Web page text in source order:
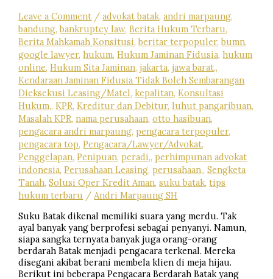
Leave a Comment /advokat batak,andri marpaung,
bandung,bankruptcy law,Berita Hukum Terbaru,
Berita Mahkamah Konsitusi,beritar terpopuler,bumn,
google lawyer,hukum,Hukum Jaminan Fidusia,hukum
online,Hukum Sita Jaminan,jakarta,jawa barat,,
Kendaraan Jaminan Fidusia Tidak Boleh Sembarangan
Dieksekusi Leasing/Matel,kepalitan,Konsultasi
Hukum,,KPR,Kreditur dan Debitur,luhut pangaribuan,
Masalah KPR,nama perusahaan,otto hasibuan,
pengacara andri marpaung,pengacara terpopuler,
pengacara top,Pengacara/Lawyer/Advokat,
Penggelapan,Penipuan,peradi,,perhimpunan advokat
indonesia,Perusahaan Leasing,perusahaan,,Sengketa
Tanah,Solusi Oper Kredit Aman,suku batak,tips
hukum terbaru / Andri Marpaung SH
Suku Batak dikenal memiliki suara yang merdu. Tak
ayal banyak yang berprofesi sebagai penyanyi. Namun,
siapa sangka ternyata banyak juga orang-orang
berdarah Batak menjadi pengacara terkenal. Mereka
disegani akibat berani membela klien di meja hijau.
Berikut ini beberapa Pengacara Berdarah Batak yang